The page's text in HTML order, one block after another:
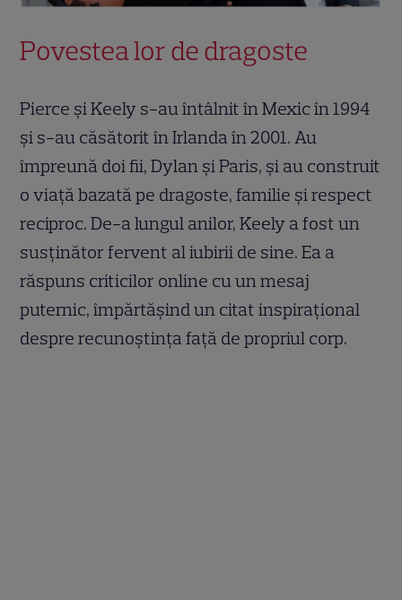
Povestea lor de dragoste
Pierce și Keely s-au întâlnit în Mexic în 1994
și s-au căsătorit în Irlanda în 2001. Au
împreună doi fii, Dylan și Paris, și au construit
o viață bazată pe dragoste, familie și respect
reciproc. De-a lungul anilor, Keely a fost un
susținător fervent al iubirii de sine. Ea a
răspuns criticilor online cu un mesaj
puternic, împărtășind un citat inspirațional
despre recunoștința față de propriul corp.